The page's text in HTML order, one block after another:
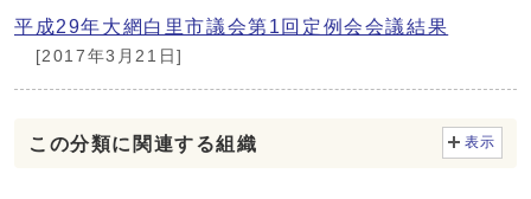
平成29年大網白里市議会第1回定例会会議結果
[2017年3月21日]
この分類に関連する組織 表示